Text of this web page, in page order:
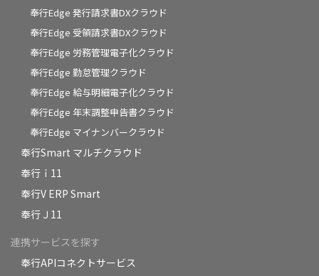
奉行Edge 発行請求書DXクラウド
奉行Edge 受領請求書DXクラウド
奉行Edge 労務管理電子化クラウド
奉行Edge 勤怠管理クラウド
奉行Edge 給与明細電子化クラウド
奉行Edge 年末調整申告書クラウド
奉行Edge マイナンバークラウド
奉行Smart マルチクラウド
奉行ｉ11
奉行V ERP Smart
奉行Ｊ11
連携サービスを探す
奉行APIコネクトサービス